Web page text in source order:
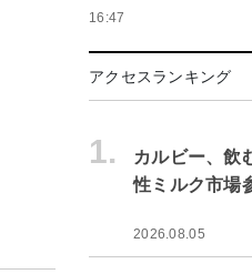
16:47
アクセスランキング
1.
カルビー、
性ミルク市場
2026.08.05